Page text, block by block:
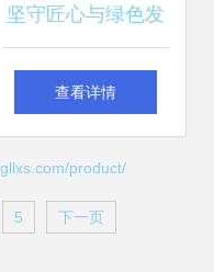
坚守匠心与绿色发
展之源——览白象
的双重追求
查看详情
product/
5 下一页